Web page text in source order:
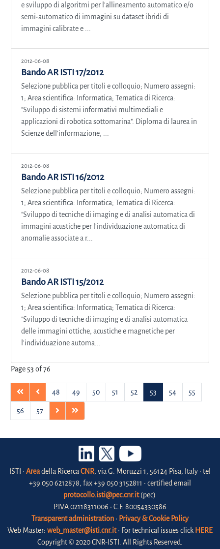
e sviluppo di algoritmi per l'allineamento automatico e/o
semi-automatico di immagini su dataset ibridi di
immagini calibrate e ...
2012-06-08
Bando AR ISTI 17/2012
Selezione pubblica per titoli e colloquio; Numero assegni:
1; Area scientifica: Informatica; Tematica di Ricerca:
"Sviluppo di sistemi informativi multimediali e
applicazioni di robotica sottomarina". Diploma di laurea in
Scienze dell'informazione, ...
2012-06-08
Bando AR ISTI 16/2012
Selezione pubblica per titoli e colloquio; Numero assegni:
1; Area scientifica: Informatica; Tematica di Ricerca:
"Sviluppo di tecniche di imaging e di analisi automatica di
immagini acustiche per l'individuazione automatica di
anomalie associate a r...
2012-06-08
Bando AR ISTI 15/2012
Selezione pubblica per titoli e colloquio; Numero assegni:
1; Area scientifica: Informatica; Tematica di Ricerca:
"Sviluppo di tecniche di imaging e di analisi automatica
delle immagini ottiche, acustiche e magnetiche per
l'individuazione automa...
Page 53 of 76
48 49 50 51 52 53 54 55
56 57
ISTI • Areadella Ricerca CNR, via G. Moruzzi 1, 56124 Pisa, Italy • tel
+39 050 6212878, fax +39 050 3152811 • certified email
protocollo.isti@pec.cnr.it(pec)
P.IVA 02118311006 • C.F. 80054330586
Transparent administration • Privacy & Cookie Policy
Web Master: web_master@isti.cnr.it• For technical issues click HERE
Copyright © 2020 CNR-ISTI. All Rights Reserved.